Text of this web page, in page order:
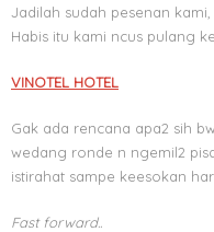
Jadilah sudah pesenan
Habis itu kami ncus pulang ke..
VINOTEL HOTEL
Gak ada rencana apa2 sih
wedang ronde n ngemil2
istirahat sampe keesokan
Fast forward..